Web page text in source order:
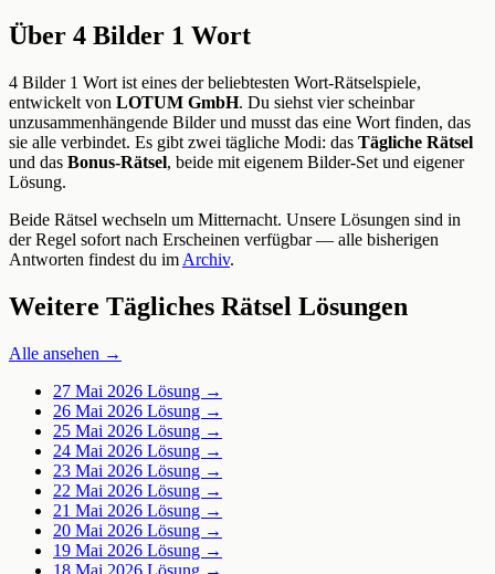
Über 4 Bilder 1 Wort
4 Bilder 1 Wort ist eines der beliebtesten Wort-Rätselspiele,
entwickelt von LOTUM GmbH. Du siehst vier scheinbar
unzusammenhängende Bilder und musst das eine Wort finden, das
sie alle verbindet. Es gibt zwei tägliche Modi: das Tägliche Rätsel
und das Bonus-Rätsel, beide mit eigenem Bilder-Set und eigener
Lösung.
Beide Rätsel wechseln um Mitternacht. Unsere Lösungen sind in
der Regel sofort nach Erscheinen verfügbar — alle bisherigen
Antworten findest du im Archiv.
Weitere Tägliches Rätsel Lösungen
Alle ansehen →
27 Mai 2026 Lösung →
26 Mai 2026 Lösung →
25 Mai 2026 Lösung →
24 Mai 2026 Lösung →
23 Mai 2026 Lösung →
22 Mai 2026 Lösung →
21 Mai 2026 Lösung →
20 Mai 2026 Lösung →
19 Mai 2026 Lösung →
18 Mai 2026 Lösung →